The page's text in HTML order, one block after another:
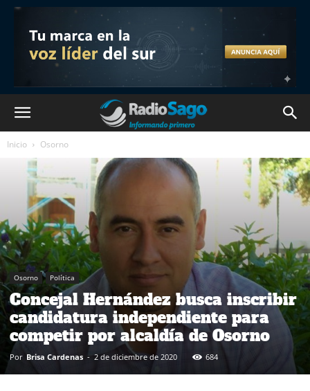
Inicio Osorno
Osorno Política
Concejal Hernández busca inscribir
candidatura independiente para
competir por alcaldía de Osorno
Por Brisa Cardenas - 2 de diciembre de 2020 684